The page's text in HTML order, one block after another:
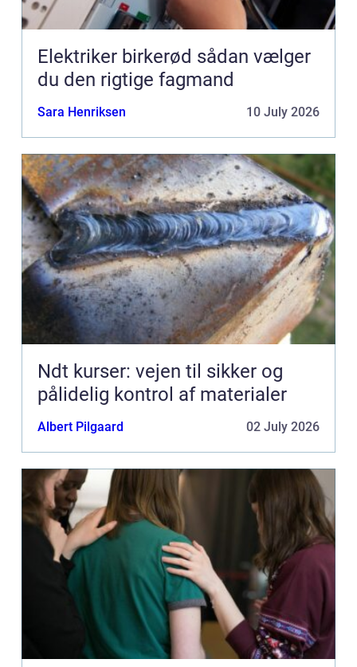
Elektriker birkerød sådan vælger
du den rigtige fagmand
Sara Henriksen 10 July 2026
Ndt kurser: vejen til sikker og
pålidelig kontrol af materialer
Albert Pilgaard 02 July 2026